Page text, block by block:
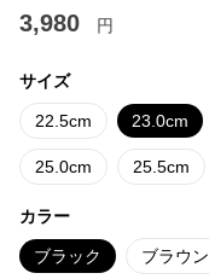
3,980 円
サイズ
22.5cm 23.0cm
25.0cm 25.5cm
カラー
ブラック ブラウン